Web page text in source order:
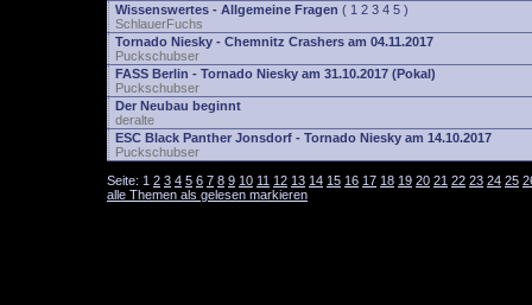
Wissenswertes - Allgemeine Fragen ( 1 2 3 4 5 )
SchlauerFuchs
Tornado Niesky - Chemnitz Crashers am 04.11.2017
Puckschubser
FASS Berlin - Tornado Niesky am 31.10.2017 (Pokal)
Puckschubser
Der Neubau beginnt
deralte
ESC Black Panther Jonsdorf - Tornado Niesky am 14.10.2017
Puckschubser
Seite: 1 2 3 4 5 6 7 8 9 10 11 12 13 14 15 16 17 18 19 20 21 22 23 24 25
alle Themen als gelesen markieren